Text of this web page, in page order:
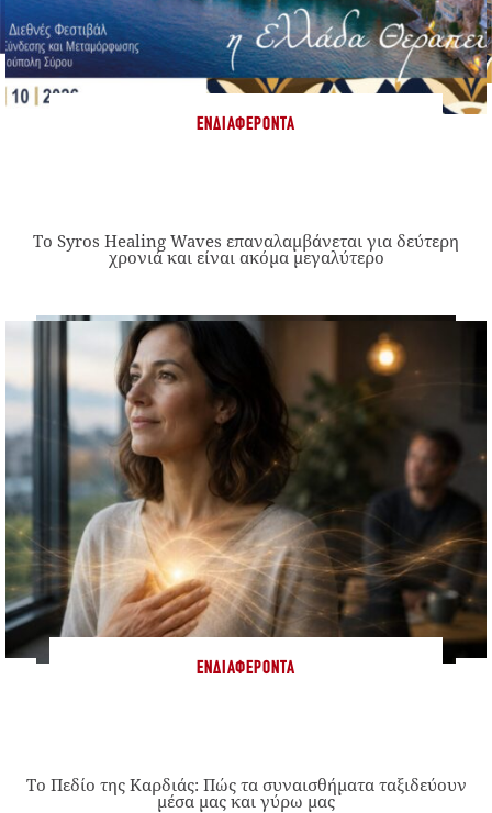
ΕΝΔΙΑΦΈΡΟΝΤΑ
Το Syros Healing Waves επαναλαμβάνεται για δεύτερη
χρονιά και είναι ακόμα μεγαλύτερο
ΕΝΔΙΑΦΈΡΟΝΤΑ
Το Πεδίο της Καρδιάς: Πώς τα συναισθήματα ταξιδεύουν
μέσα μας και γύρω μας